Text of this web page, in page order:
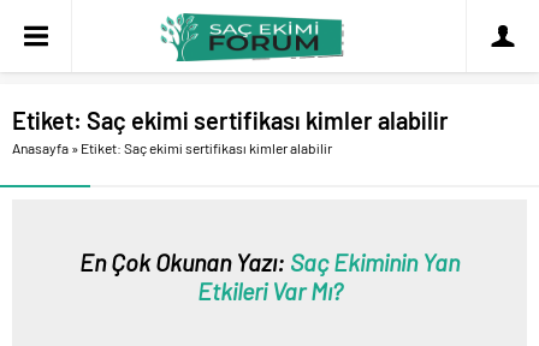
Etiket: Saç ekimi sertifikası kimler alabilir
Anasayfa » Etiket: Saç ekimi sertifikası kimler alabilir
En Çok Okunan Yazı: Saç Ekiminin Yan
Etkileri Var Mı?